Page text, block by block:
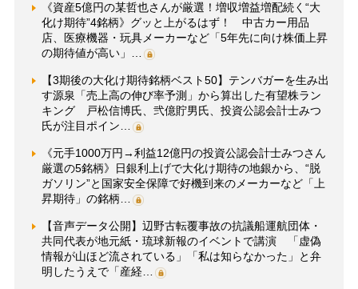
《資産5億円の某哲也さんが厳選！増収増益増配続く“大
化け期待”4銘柄》グッと上がるはず！ 中古カー用品
店、医療機器・玩具メーカーなど「5年先に向け株価上昇
の期待値が高い」…
【3期後の大化け期待銘柄ベスト50】テンバガーを生み出
す源泉「売上高の伸び率予測」から算出した有望株ラン
キング 戸松信博氏、弐億貯男氏、投資公認会計士みつ
氏が注目ポイン…
《元手1000万円→利益12億円の投資公認会計士みつさん
厳選の5銘柄》日銀利上げで大化け期待の地銀から、“脱
ガソリン”と国家安全保障で好機到来のメーカーなど「上
昇期待」の銘柄…
【音声データ公開】辺野古転覆事故の抗議船運航団体・
共同代表が地元紙・琉球新報のイベントで講演 「虚偽
情報が山ほど流されている」「私は知らなかった」と弁
明したうえで「産経…